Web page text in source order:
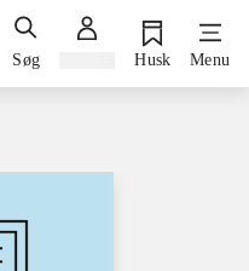
Søg Husk Menu